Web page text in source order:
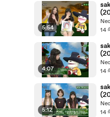
5:54
ｋ
14
4:07
ｋ
14
5:12
ｋ
14